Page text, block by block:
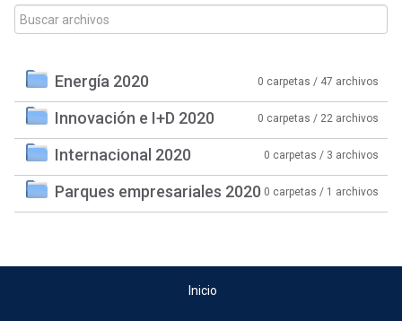
Energía 2020 0 carpetas / 47 archivos
Innovación e I+D 2020 0 carpetas / 22 archivos
Internacional 2020 0 carpetas / 3 archivos
Parques empresariales 2020 0 carpetas / 1 archivos
Inicio